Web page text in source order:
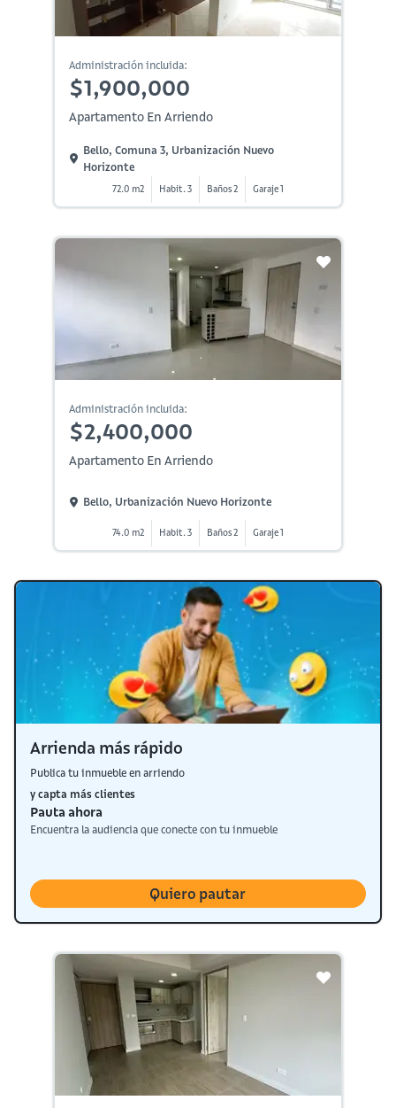
Administración incluida:
$1,900,000
Apartamento En Arriendo
Bello, Comuna 3, Urbanización Nuevo
Horizonte
72.0 m2 Habit. 3 Baños 2 Garaje 1
Administración incluida:
$2,400,000
Apartamento En Arriendo
Bello, Urbanización Nuevo Horizonte
74.0 m2 Habit. 3 Baños 2 Garaje 1
Arrienda más rápido
Publica tu inmueble en arriendo
y capta más clientes
Pauta ahora
Encuentra la audiencia que conecte con tu inmueble
Quiero pautar